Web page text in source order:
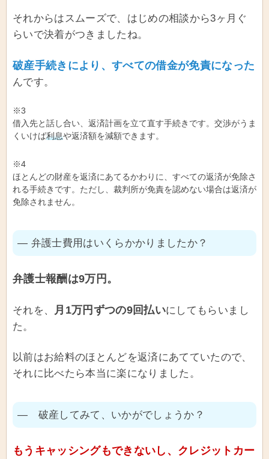
それからはスムーズで、はじめの相談から3ヶ月ぐ
らいで決着がつきましたね。
破産手続きにより、すべての借金が免責になった
んです。
※3
借入先と話し合い、返済計画を立て直す手続きです。交渉がうま
くいけば利息や返済額を減額できます。
※4
ほとんどの財産を返済にあてるかわりに、すべての返済が免除さ
れる手続きです。ただし、裁判所が免責を認めない場合は返済が
免除されません。
― 弁護士費用はいくらかかりましたか？
弁護士報酬は9万円。
それを、 月1万円ずつの9回払いにしてもらいまし
た。
以前はお給料のほとんどを返済にあてていたので、
それに比べたら本当に楽になりました。
― 破産してみて、いかがでしょうか？
もうキャッシングもできないし、クレジットカー